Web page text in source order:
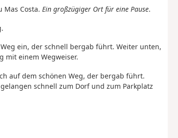
Mas Costa. Ein großzügiger Ort für eine Pause.
ein, der schnell bergab führt. Weiter unten,
mit einem Wegweiser.
auf dem schönen Weg, der bergab führt.
schnell zum Dorf und zum Parkplatz